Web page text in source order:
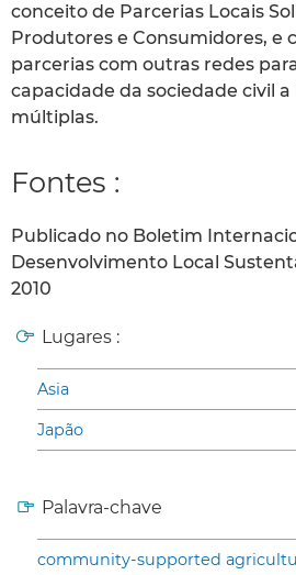
conceito de Parcerias Locais
Produtores e Consumidores, e
parcerias com outras redes
capacidade da sociedade civil
múltiplas.
Fontes :
Publicado no Boletim
Desenvolvimento Local
2010
Lugares :
Asia
Japão
Palavra-chave
community-supported